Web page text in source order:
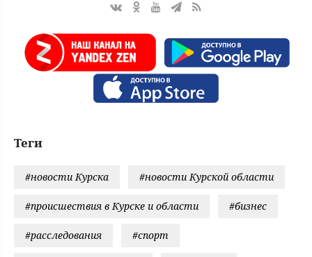
Теги
#новости Курска #новости Курской области
#происшествия в Курске и области #бизнес
#расследования #спорт